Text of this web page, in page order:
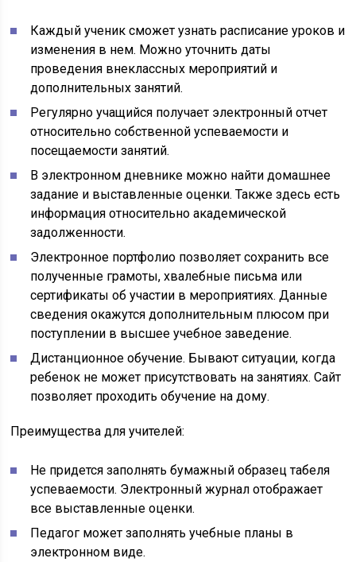
Каждый ученик сможет узнать расписание уроков и
изменения в нем. Можно уточнить даты
проведения внеклассных мероприятий и
дополнительных занятий.
Регулярно учащийся получает электронный отчет
относительно собственной успеваемости и
посещаемости занятий.
В электронном дневнике можно найти домашнее
задание и выставленные оценки. Также здесь есть
информация относительно академической
задолженности.
Электронное портфолио позволяет сохранить все
полученные грамоты, хвалебные письма или
сертификаты об участии в мероприятиях. Данные
сведения окажутся дополнительным плюсом при
поступлении в высшее учебное заведение.
Дистанционное обучение. Бывают ситуации, когда
ребенок не может присутствовать на занятиях. Сайт
позволяет проходить обучение на дому.
Преимущества для учителей:
Не придется заполнять бумажный образец табеля
успеваемости. Электронный журнал отображает
все выставленные оценки.
Педагог может заполнять учебные планы в
электронном виде.